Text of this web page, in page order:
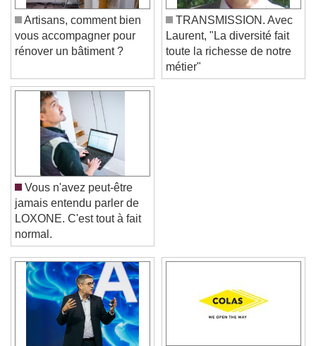
Video Player is loading.
Play Video
Play
Skip Backward
Skip Forward
Unmute
Artisans, comment bien
vous accompagner pour
rénover un bâtiment ?
TRANSMISSION. Avec
Laurent, "La diversité fait
toute la richesse de notre
métier"
Vous n'avez peut-être
jamais entendu parler de
LOXONE. C'est tout à fait
normal.